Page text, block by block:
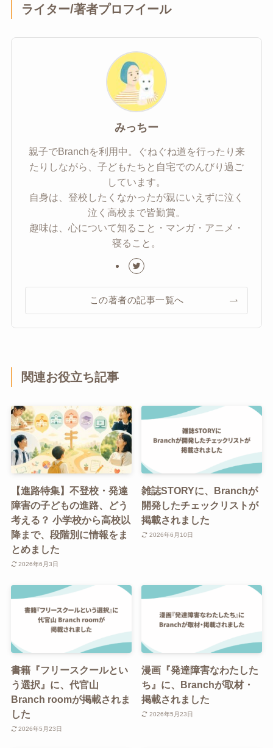
ライター/著者プロフイール
みっちー
親子でBranchを利用中。ぐねぐね道を行ったり来
たりしながら、子どもたちと自宅でのんびり過ご
しています。
自身は、登校したくなかったが親にいえずに泣く
泣く高校まで皆勤賞。
趣味は、心について知ること・マンガ・アニメ・
寝ること。
この著者の記事一覧へ
関連お役立ち記事
【進路特集】不登校・発達
障害の子どもの進路、どう
考える？ 小学校から高校以
降まで、段階別に情報をま
とめました
2026年6月3日
雑誌STORYに、Branchが
開発したチェックリストが
掲載されました
2026年6月10日
書籍『フリースクールとい
う選択』に、代官山
Branch roomが掲載されま
した
2026年5月23日
漫画『発達障害なわたした
ち』に、Branchが取材・
掲載されました
2026年5月23日